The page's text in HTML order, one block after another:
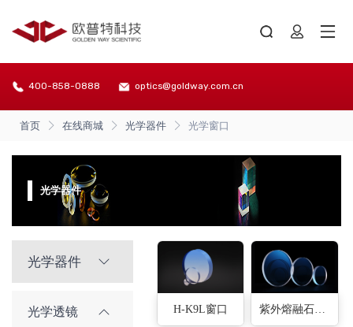
400-858-0888 optics@goldway.com.cn
首页 在线商城 光学器件 光学窗口
光学器件
光学器件
光学透镜 H-K9L窗口